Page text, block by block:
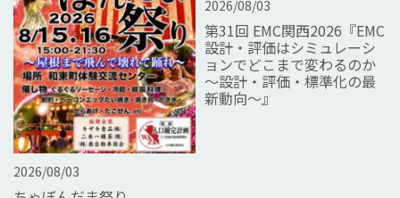
2026/08/03
2026/08/03
第31回 EMC関西2026『EMC
設計・評価はシミュレーシ
ョンでどこまで変わるのか
～設計・評価・標準化の最
新動向～』